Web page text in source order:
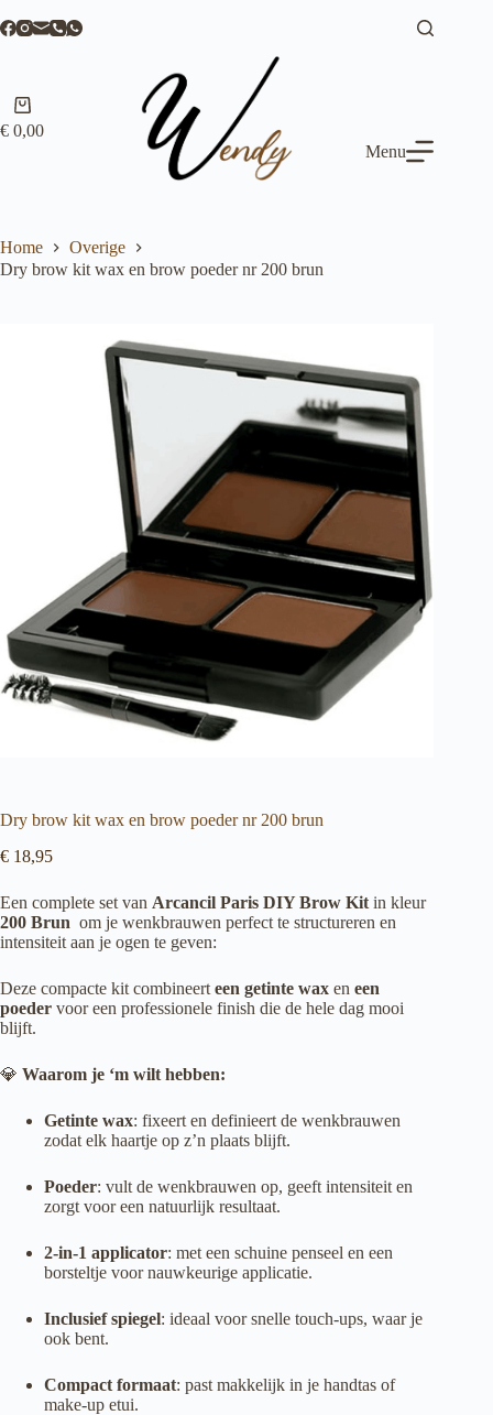
naar
Winkelwagen
€ 0,00
Menu
Home
Overige
Dry brow kit wax en brow poeder nr 200 brun
Dry brow kit wax en brow poeder nr 200 brun
€ 18,95
Een complete set van Arcancil Paris DIY Brow Kit in kleur
200 Brun om je wenkbrauwen perfect te structureren en
intensiteit aan je ogen te geven:
Deze compacte kit combineert een getinte wax en een
poeder voor een professionele finish die de hele dag mooi
blijft.
💎 Waarom je ‘m wilt hebben:
Getinte wax: fixeert en definieert de wenkbrauwen
zodat elk haartje op z’n plaats blijft.
Poeder: vult de wenkbrauwen op, geeft intensiteit en
zorgt voor een natuurlijk resultaat.
2-in-1 applicator: met een schuine penseel en een
borsteltje voor nauwkeurige applicatie.
Inclusief spiegel: ideaal voor snelle touch-ups, waar je
ook bent.
Compact formaat: past makkelijk in je handtas of
make-up etui.